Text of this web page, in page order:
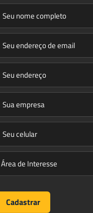
Advogados | Ed. nº238
more